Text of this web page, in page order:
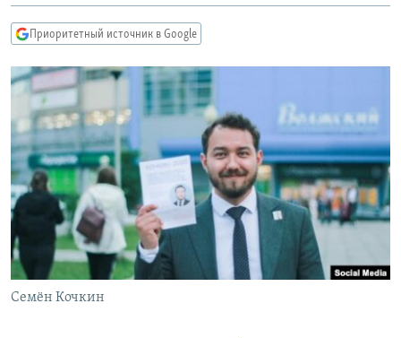
Вернутся
КАВКАЗ.РЕАЛИИ
СИБИРЬ.РЕАЛИИ
РАСПИСАНИЕ ВЕЩАНИЯ
ПОДПИШИТЕСЬ НА РАССЫЛКУ
СОЦИАЛЬНЫЕ СЕТИ
Приоритетный источник в Google
Семён Кочкин